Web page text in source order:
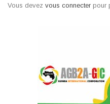
Vous devez vous connecter pour